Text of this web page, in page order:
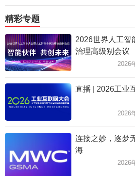
精彩专题
2026世界人工智
治理高级别会议
2026
直播 | 2026工业
2026
连接之妙，逐梦无限 聚焦2026
海
2026